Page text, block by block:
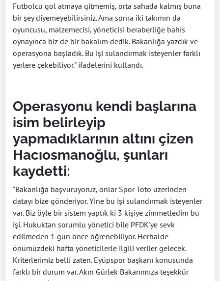
Futbolcu gol atmaya gitmemiş, orta sahada kalmış buna
bir şey diyemeyebilirsiniz. Ama sonra iki takımın da
oyuncusu, malzemecisi, yöneticisi beraberliğe bahis
oynayınca biz de bir bakalım dedik. Bakanlığa yazdık ve
operasyona başladık. Bu işi sulandırmak isteyenler farklı
yerlere çekebiliyor." ifadelerini kullandı.
Operasyonu kendi başlarına
isim belirleyip
yapmadıklarının altını çizen
Hacıosmanoğlu, şunları
kaydetti:
"Bakanlığa başvuruyoruz, onlar Spor Toto üzerinden
datayı bize gönderiyor. Yine bu işi sulandırmak isteyenler
var. Biz öyle bir sistem yaptık ki 3 kişiye zimmetledim bu
işi. Hukuktan sorumlu yönetici bile PFDK'ye sevk
edilmeden 1 gün önce öğrenebiliyor. Herhalde
önümüzdeki hafta yöneticilerle ilgili veriler gelecek.
Kriterlerimiz belli zaten. Eyüpspor başkanı konusunda
farklı bir durum var. Akın Gürlek Bakanımıza teşekkür